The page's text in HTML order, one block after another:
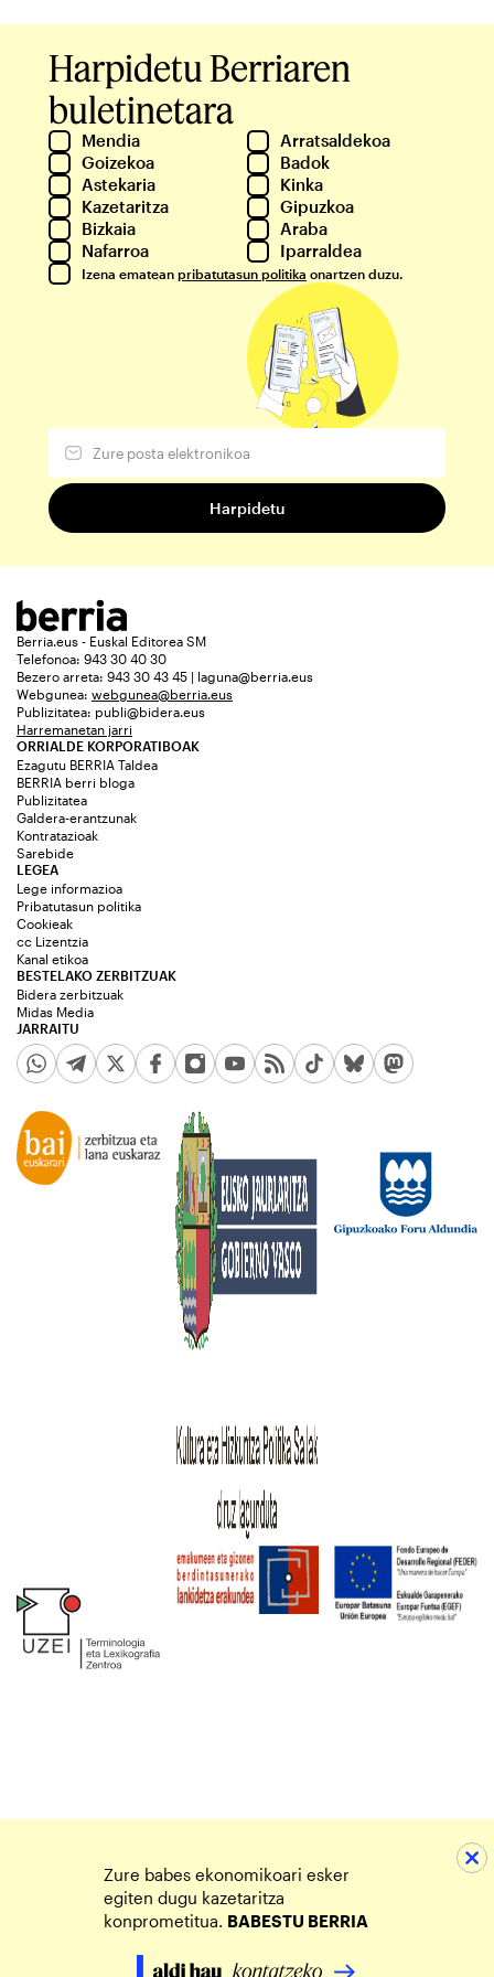
Harpidetu Berriaren
buletinetara
Mendia
Arratsaldekoa
Goizekoa
Badok
Astekaria
Kinka
Kazetaritza
Gipuzkoa
Bizkaia
Araba
Nafarroa
Iparraldea
Izena ematean pribatutasun politika onartzen duzu.
Berria.eus - Euskal Editorea SM
Telefonoa: 943 30 40 30
Bezero arreta: 943 30 43 45 | laguna@berria.eus
Webgunea: webgunea@berria.eus
Publizitatea: publi@bidera.eus
Harremanetan jarri
ORRIALDE KORPORATIBOAK
Ezagutu BERRIA Taldea
BERRIA berri bloga
Publizitatea
Galdera-erantzunak
Kontratazioak
Sarebide
JARRAITU
LEGEA
Lege informazioa
Pribatutasun politika
Cookieak
cc Lizentzia
Kanal etikoa
BESTELAKO ZERBITZUAK
Bidera zerbitzuak
Midas Media
Zure babes ekonomikoari esker
egiten dugu kazetaritza
konprometitua. BABESTU BERRIA